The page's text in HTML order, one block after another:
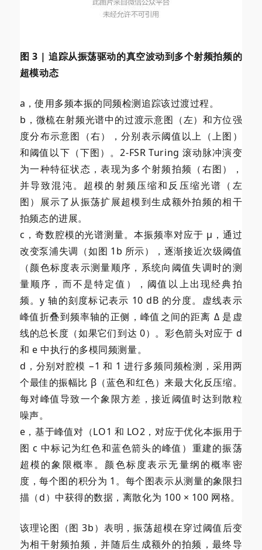
图 3 | 追踪从振荡驱动的真空波动到多个射频拍频的
超模动态
a，使用多频本振的同频检测追踪该过渡过程。
b，微梳在射频光谱中的过渡示意图（左）和方位强
度分布示意图（右），分别表示阈值以上（上图）
和阈值以下（下图）。2-FSR Turing 滚动脉冲演变
为一种特征状态，表现为多个射频拍频（右图），
并导致混沌。超模的射频压缩和反压缩光谱（左
图）展示了从振荡扩展超模到生成额外拍频的相干
拍频态的进展。
c，奇数腔模的光谱测量。本振频率对应于 μ，通过
改变泵浦失调（如图 1b 所示），逐渐接近次级阈值
（颜色标度表示测量顺序，系统向阈值失调时的测
量顺序，而不是特定值），阈值以上出现经典拍
频。y 轴的刻度标记表示 10 dB 的分度。虚线表示
峰值折叠到频率轴的正侧，峰值之间的距离 Δ 是虚
线的总长度（如果它们到达 0）。彩色箭头对应于 d
和 e 中执行的多模同频测量。
d，分别对腔模 −1 和 1 进行多频同频检测，采用两
个最佳的振幅比 β（蓝色和红色）来最大化反压缩。
每对峰值导致一个象限方差，接近阈值时达到散粒
噪声。
e，基于峰值对（LO1 和 LO2，对应于优化本振用于
图 c 中标记为红色和蓝色箭头的峰值）重建的振荡
超模的象限概率。颜色标度表示无量纲的概率密
度，每个图的积分为 1。每个图表示从测量的象限扫
描（d）中获得的数据，离散化为 100 × 100 网格。
该理论图（图 3b）表明，振荡超模在穿过阈值后变
为相干射频拍频，并随后生成额外的拍频，最终导